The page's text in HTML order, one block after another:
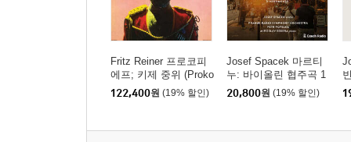
Fritz Reiner 프로코피
에프; 키제 중위 (Proko
fiev: Lieutenant Kije /
Stravinsky: Song Of T
122,400원 (19% 할인)
Josef Spacek 마르티
누: 바이올린 협주곡 1
번, 2번 / 스트라빈스키:
디베르티멘토 (Martinu:
20,800원 (19% 할인)